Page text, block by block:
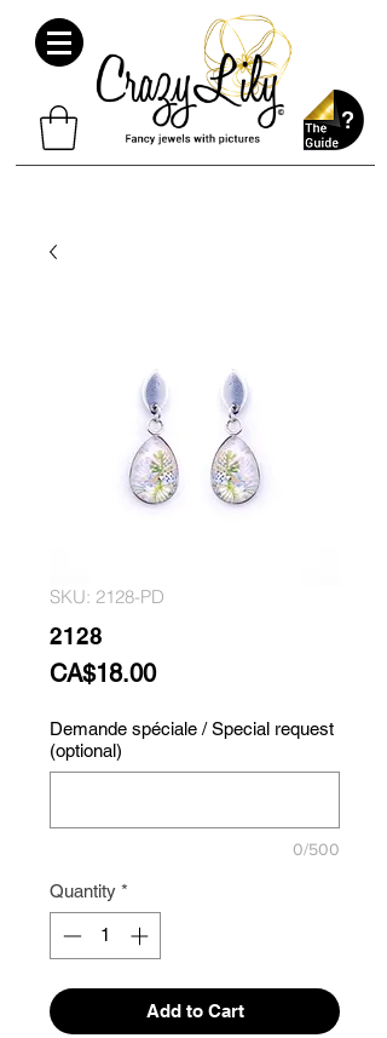
SKU: 2128-PD
2128
CA$18.00Price
Demande spéciale / Special request
(optional)
0/500
Quantity *
Add to Cart